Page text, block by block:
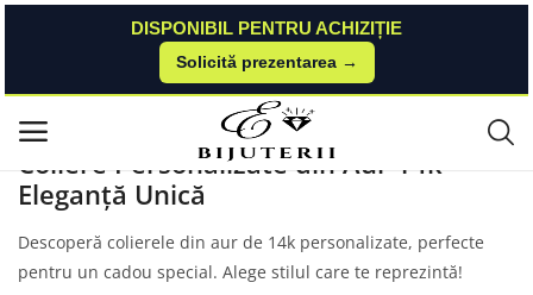
DISPONIBIL PENTRU ACHIZIȚIE
Solicită prezentarea →
Meniu principal
Categorii
Acasă
Coliere Personalizare Aur 14k
Coliere Personalizate din Aur 14k -
Eleganță Unică
Descoperă colierele din aur de 14k personalizate, perfecte
pentru un cadou special. Alege stilul care te reprezintă!